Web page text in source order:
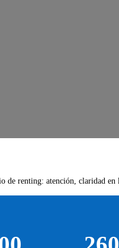
de renting: atención, claridad